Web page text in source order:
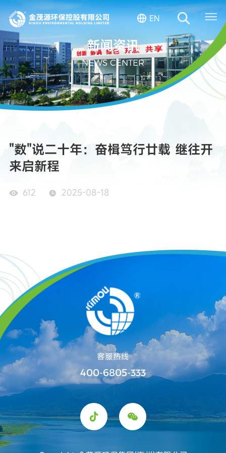
EN
新闻资讯
NEWS CENTER
"数"说二十年：奋楫笃行廿载 继往开
来启新程
612 2025-08-18
客服热线
400-6805-333